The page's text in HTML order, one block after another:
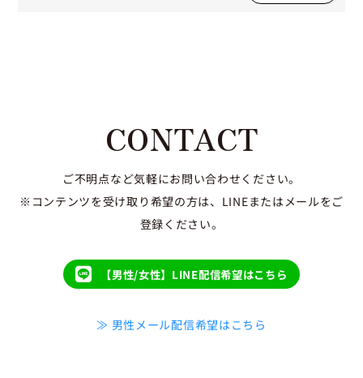
CONTACT
ご不明点など気軽にお問い合わせください。
※コンテンツを受け取り希望の方は、LINEまたはメールをご
登録ください。
【男性/女性】LINE配信希望はこちら
≫ 男性メール配信希望はこちら